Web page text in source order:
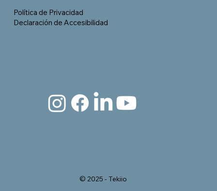
© 2025 - Tekiio
Política de Privacidad
Declaración de Accesibilidad